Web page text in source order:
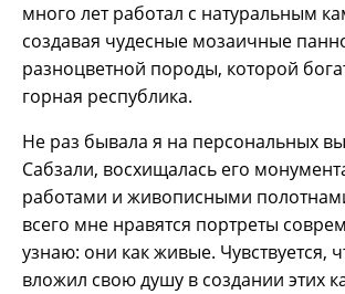
много лет работал с натуральным
создавая чудесные мозаичные
разноцветной породы, которой
горная республика.
Не раз бывала я на персональных
Сабзали, восхищалась его
работами и живописными
всего мне нравятся портреты
узнаю: они как живые. Чувствуется,
вложил свою душу в создании этих